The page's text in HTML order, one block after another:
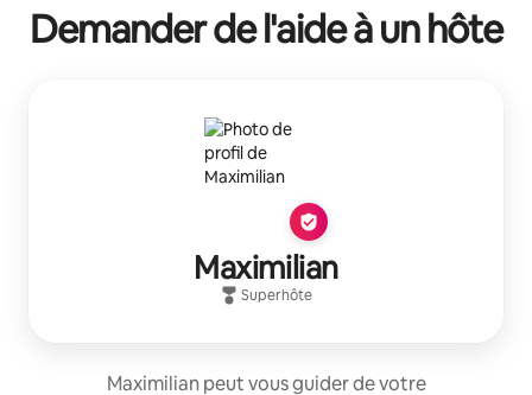
Demander de l'aide à un hôte
Maximilian
Superhôte
Maximilian peut vous guider de votre